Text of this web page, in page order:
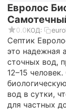
Евролос
0.0КОД:
Септик
это надежная
сточных вод,
12–15
вод в сутки,
для частных